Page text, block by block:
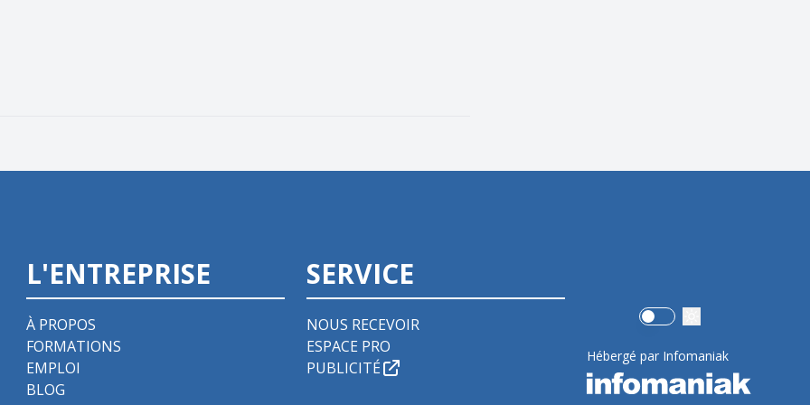
L'ENTREPRISE
À PROPOS
FORMATIONS
EMPLOI
BLOG
SERVICE
NOUS RECEVOIR
ESPACE PRO
PUBLICITÉ
Use setting
Hébergé par Infomaniak